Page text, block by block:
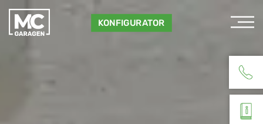
KONFIGURATOR